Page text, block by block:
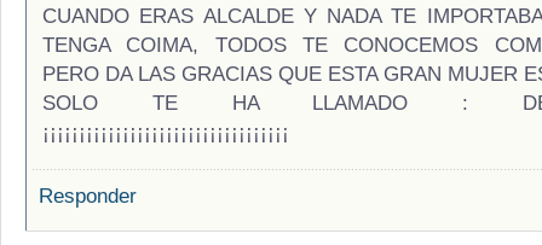
CUANDO ERAS ALCALDE Y NADA TE
TENGA COIMA, TODOS TE CONOCEMOS
PERO DA LAS GRACIAS QUE ESTA GRAN MUJER
SOLO TE HA LLAMADO :
¡¡¡¡¡¡¡¡¡¡¡¡¡¡¡¡¡¡¡¡¡¡¡¡¡¡¡¡¡¡¡¡¡¡
Responder